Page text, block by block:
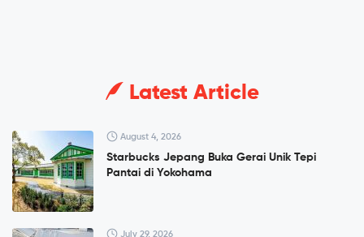
Latest Article
August 4, 2026
Starbucks Jepang Buka Gerai Unik Tepi
Pantai di Yokohama
July 29, 2026